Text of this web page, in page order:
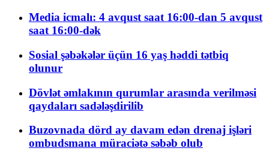
Media icmalı: 4 avqust saat 16:00-dan 5 avqust
saat 16:00-dək
Sosial şəbəkələr üçün 16 yaş həddi tətbiq
olunur
Dövlət əmlakının qurumlar arasında verilməsi
qaydaları sadələşdirilib
Buzovnada dörd ay davam edən drenaj işləri
ombudsmana müraciətə səbəb olub